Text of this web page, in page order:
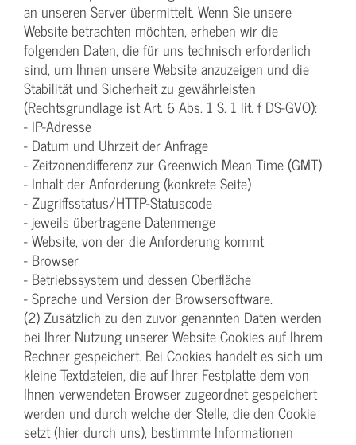
an unseren Server übermittelt. Wenn Sie unsere
Website betrachten möchten, erheben wir die
folgenden Daten, die für uns technisch erforderlich
sind, um Ihnen unsere Website anzuzeigen und die
Stabilität und Sicherheit zu gewährleisten
(Rechtsgrundlage ist Art. 6 Abs. 1 S. 1 lit. f DS-GVO):
- IP-Adresse
- Datum und Uhrzeit der Anfrage
- Zeitzonendifferenz zur Greenwich Mean Time (GMT)
- Inhalt der Anforderung (konkrete Seite)
- Zugriffsstatus/HTTP-Statuscode
- jeweils übertragene Datenmenge
- Website, von der die Anforderung kommt
- Browser
- Betriebssystem und dessen Oberfläche
- Sprache und Version der Browsersoftware.
(2) Zusätzlich zu den zuvor genannten Daten werden
bei Ihrer Nutzung unserer Website Cookies auf Ihrem
Rechner gespeichert. Bei Cookies handelt es sich um
kleine Textdateien, die auf Ihrer Festplatte dem von
Ihnen verwendeten Browser zugeordnet gespeichert
werden und durch welche der Stelle, die den Cookie
setzt (hier durch uns), bestimmte Informationen